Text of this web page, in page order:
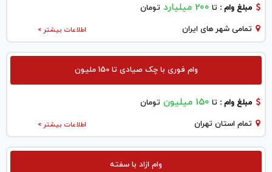
مبلغ وام : تا 200 میلیارد تومان
اطلاعات بیشتر > تمامی شهر های ایران
وام فوری با چک صیادی تا 150 ملیون
مبلغ وام : تا 150 میلیون تومان
اطلاعات بیشتر > تمام استان تهران
وام ازاد با سفته